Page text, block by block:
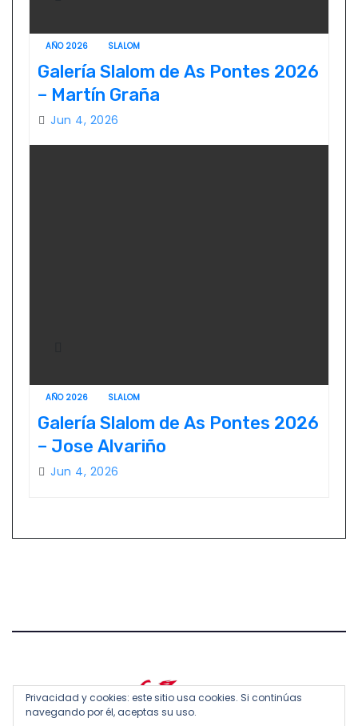
AÑO 2026 SLALOM
Galería Slalom de As Pontes 2026
– Martín Graña
Jun 4, 2026
AÑO 2026 SLALOM
Galería Slalom de As Pontes 2026
– Jose Alvariño
Jun 4, 2026
Privacidad y cookies: este sitio usa cookies. Si continúas
navegando por él, aceptas su uso.